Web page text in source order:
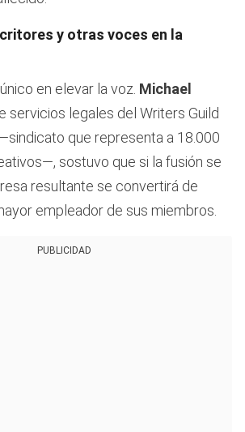
y otras voces en la
en elevar la voz. Michael
servicios legales del Writers Guild
que representa a 18.000
sostuvo que si la fusión se
resultante se convertirá de
empleador de sus miembros.
PUBLICIDAD